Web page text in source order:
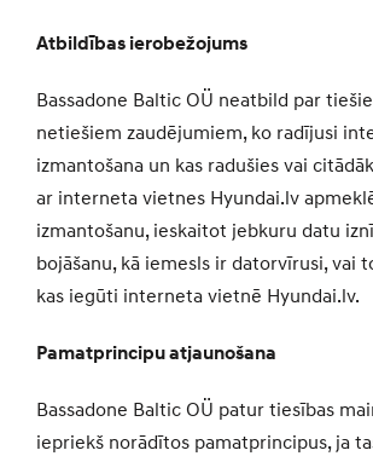
Atbildības ierobežojums
Bassadone Baltic OÜ neatbild par
netiešiem zaudējumiem, ko radījusi
izmantošana un kas radušies vai
ar interneta vietnes Hyundai.lv
izmantošanu, ieskaitot jebkuru datu
bojāšanu, kā iemesls ir datorvīrusi, vai
kas iegūti interneta vietnē Hyundai.lv.
Pamatprincipu atjaunošana
Bassadone Baltic OÜ patur tiesības
iepriekš norādītos pamatprincipus, ja